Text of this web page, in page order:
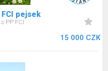
pejsek
s PP FCI
15 000 CZK